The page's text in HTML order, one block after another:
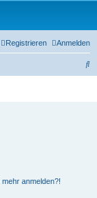
Anmelden
Registrieren
S
anmelden?!